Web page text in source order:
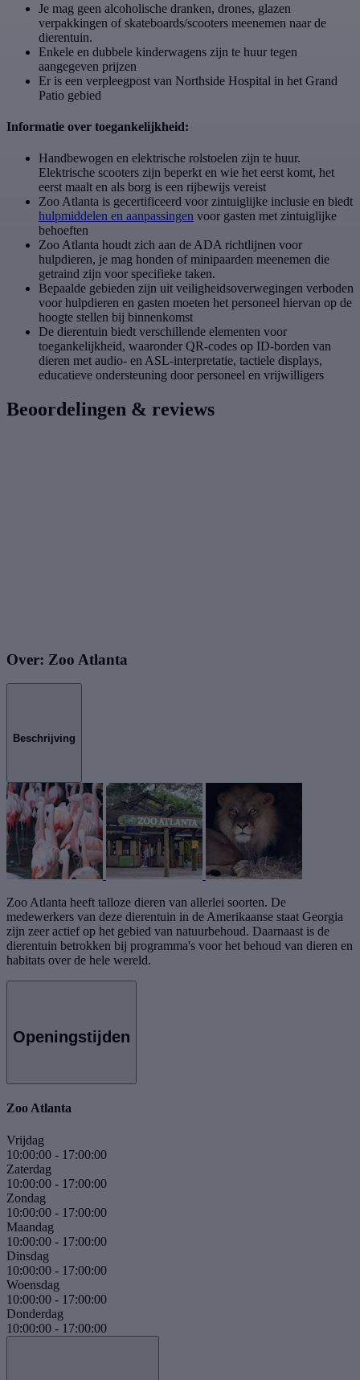
Je mag geen alcoholische dranken, drones, glazen
verpakkingen of skateboards/scooters meenemen naar de
dierentuin.
Enkele en dubbele kinderwagens zijn te huur tegen
aangegeven prijzen
Er is een verpleegpost van Northside Hospital in het Grand
Patio gebied
Informatie over toegankelijkheid:
Handbewogen en elektrische rolstoelen zijn te huur.
Elektrische scooters zijn beperkt en wie het eerst komt, het
eerst maalt en als borg is een rijbewijs vereist
Zoo Atlanta is gecertificeerd voor zintuiglijke inclusie en biedt
hulpmiddelen en aanpassingen voor gasten met zintuiglijke
behoeften
Zoo Atlanta houdt zich aan de ADA richtlijnen voor
hulpdieren, je mag honden of minipaarden meenemen die
getraind zijn voor specifieke taken.
Bepaalde gebieden zijn uit veiligheidsoverwegingen verboden
voor hulpdieren en gasten moeten het personeel hiervan op de
hoogte stellen bij binnenkomst
De dierentuin biedt verschillende elementen voor
toegankelijkheid, waaronder QR-codes op ID-borden van
dieren met audio- en ASL-interpretatie, tactiele displays,
educatieve ondersteuning door personeel en vrijwilligers
Beoordelingen & reviews
Over: Zoo Atlanta
Beschrijving
Zoo Atlanta heeft talloze dieren van allerlei soorten. De
medewerkers van deze dierentuin in de Amerikaanse staat Georgia
zijn zeer actief op het gebied van natuurbehoud. Daarnaast is de
dierentuin betrokken bij programma's voor het behoud van dieren en
habitats over de hele wereld.
Openingstijden
Zoo Atlanta
Vrijdag
10:00:00 - 17:00:00
Zaterdag
10:00:00 - 17:00:00
Zondag
10:00:00 - 17:00:00
Maandag
10:00:00 - 17:00:00
Dinsdag
10:00:00 - 17:00:00
Woensdag
10:00:00 - 17:00:00
Donderdag
10:00:00 - 17:00:00